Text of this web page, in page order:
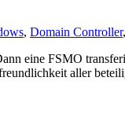
, Domain Controller,
eine FSMO
aller